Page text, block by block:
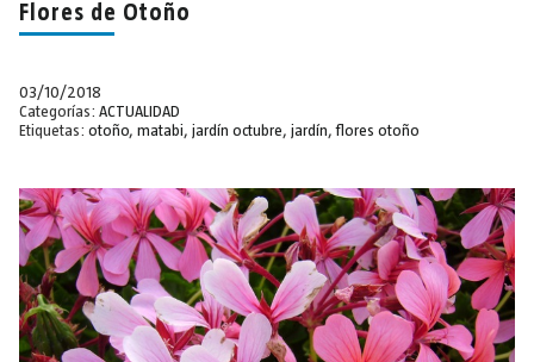
Flores de Otoño
03/10/2018
Categorías: ACTUALIDAD
Etiquetas: otoño, matabi, jardín octubre, jardín,flores otoño